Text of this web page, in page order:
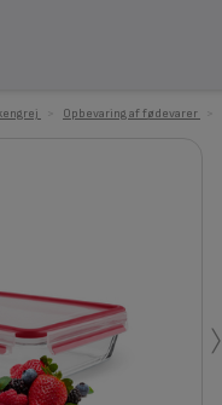
Opbevaring af fødevarer
›